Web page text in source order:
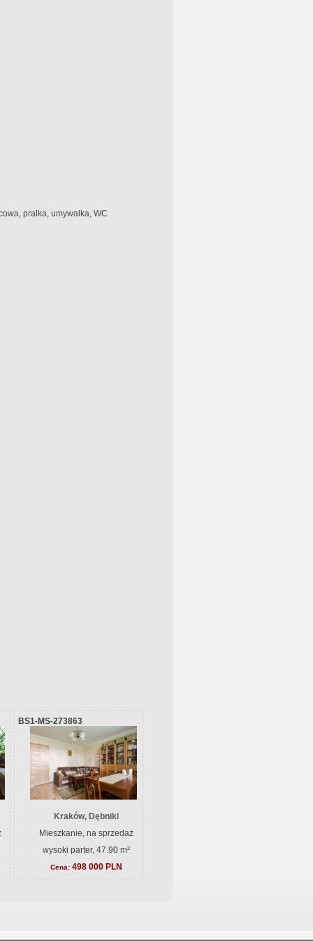
pralka, umywalka, WC
BS1-MS-273863
Kraków, Dębniki
Mieszkanie, na sprzedaż
wysoki parter, 47.90 m²
Cena: 498 000 PLN